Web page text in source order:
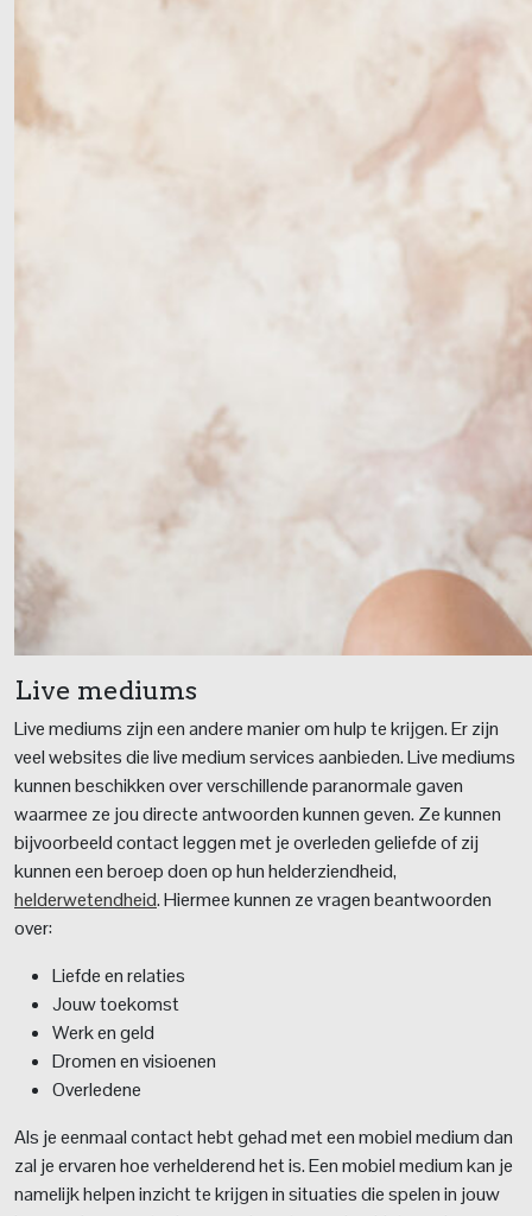
Live mediums
Live mediums zijn een andere manier om hulp te krijgen. Er zijn
veel websites die live medium services aanbieden. Live mediums
kunnen beschikken over verschillende paranormale gaven
waarmee ze jou directe antwoorden kunnen geven. Ze kunnen
bijvoorbeeld contact leggen met je overleden geliefde of zij
kunnen een beroep doen op hun helderziendheid,
helderwetendheid. Hiermee kunnen ze vragen beantwoorden
over:
Liefde en relaties
Jouw toekomst
Werk en geld
Dromen en visioenen
Overledene
Als je eenmaal contact hebt gehad met een mobiel medium dan
zal je ervaren hoe verhelderend het is. Een mobiel medium kan je
namelijk helpen inzicht te krijgen in situaties die spelen in jouw